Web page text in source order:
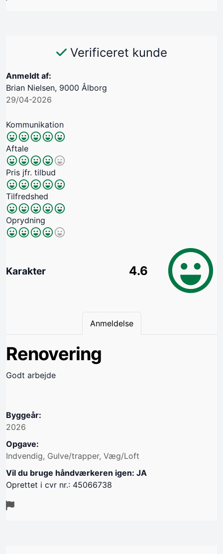
Verificeret kunde
Anmeldt af:
Brian Nielsen, 9000 Ålborg
29/04-2026
Kommunikation
Aftale
Pris jfr. tilbud
Tilfredshed
Oprydning
Karakter 4.6
Anmeldelse
Renovering
Godt arbejde
Byggeår:
2026
Opgave:
Indvendig, Gulve/trapper, Væg/Loft
Vil du bruge håndværkeren igen: JA
Oprettet i cvr nr.: 45066738